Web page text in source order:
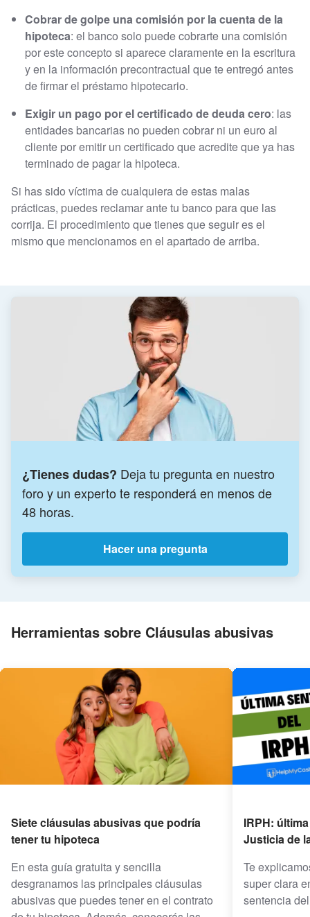
Cobrar de golpe una comisión por la cuenta de la
hipoteca: el banco solo puede cobrarte una comisión
por este concepto si aparece claramente en la escritura
y en la información precontractual que te entregó antes
de firmar el préstamo hipotecario.
Exigir un pago por el certificado de deuda cero: las
entidades bancarias no pueden cobrar ni un euro al
cliente por emitir un certificado que acredite que ya has
terminado de pagar la hipoteca.
Si has sido víctima de cualquiera de estas malas
prácticas, puedes reclamar ante tu banco para que las
corrija. El procedimiento que tienes que seguir es el
mismo que mencionamos en el apartado de arriba.
¿Tienes dudas? Deja tu pregunta en nuestro
foro y un experto te responderá en menos de
48 horas.
Hacer una pregunta
Herramientas sobre Cláusulas abusivas
Siete cláusulas abusivas que podría
tener tu hipoteca
En esta guía gratuita y sencilla
desgranamos las principales cláusulas
abusivas que puedes tener en el contrato
IRPH:
Justicia de
Te
super clara
sentencia